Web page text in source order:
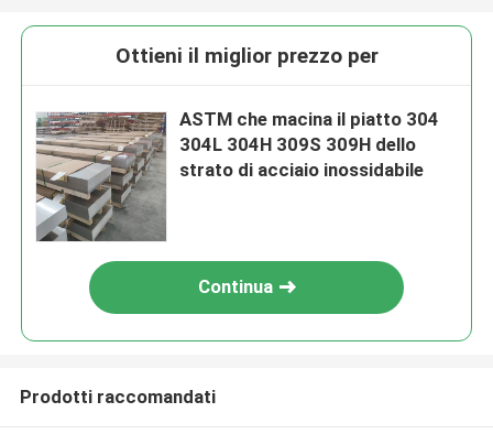
Ottieni il miglior prezzo per
ASTM che macina il piatto 304
304L 304H 309S 309H dello
strato di acciaio inossidabile
Continua
Prodotti raccomandati